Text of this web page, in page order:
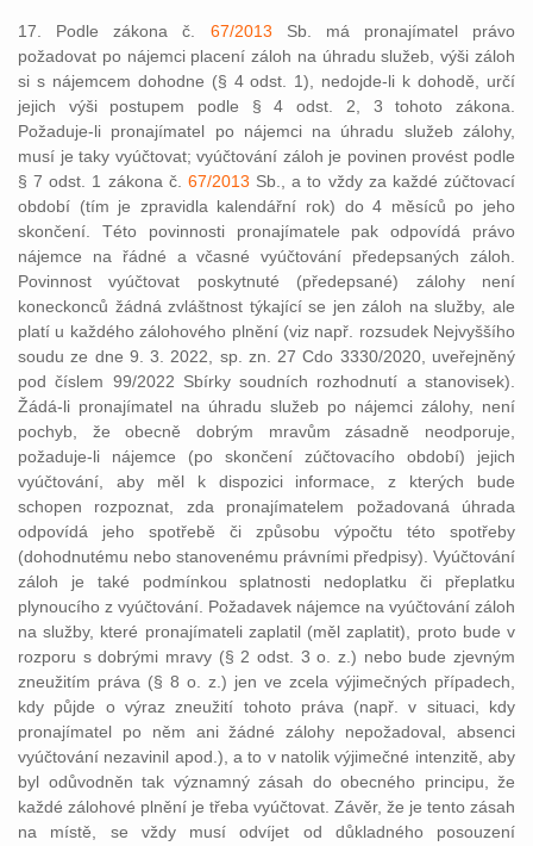
17. Podle zákona č. 67/2013 Sb. má pronajímatel právo
požadovat po nájemci placení záloh na úhradu služeb, výši záloh
si s nájemcem dohodne (§ 4 odst. 1), nedojde-li k dohodě, určí
jejich výši postupem podle § 4 odst. 2, 3 tohoto zákona.
Požaduje-li pronajímatel po nájemci na úhradu služeb zálohy,
musí je taky vyúčtovat; vyúčtování záloh je povinen provést podle
§ 7 odst. 1 zákona č. 67/2013 Sb., a to vždy za každé zúčtovací
období (tím je zpravidla kalendářní rok) do 4 měsíců po jeho
skončení. Této povinnosti pronajímatele pak odpovídá právo
nájemce na řádné a včasné vyúčtování předepsaných záloh.
Povinnost vyúčtovat poskytnuté (předepsané) zálohy není
koneckonců žádná zvláštnost týkající se jen záloh na služby, ale
platí u každého zálohového plnění (viz např. rozsudek Nejvyššího
soudu ze dne 9. 3. 2022, sp. zn. 27 Cdo 3330/2020, uveřejněný
pod číslem 99/2022 Sbírky soudních rozhodnutí a stanovisek).
Žádá-li pronajímatel na úhradu služeb po nájemci zálohy, není
pochyb, že obecně dobrým mravům zásadně neodporuje,
požaduje-li nájemce (po skončení zúčtovacího období) jejich
vyúčtování, aby měl k dispozici informace, z kterých bude
schopen rozpoznat, zda pronajímatelem požadovaná úhrada
odpovídá jeho spotřebě či způsobu výpočtu této spotřeby
(dohodnutému nebo stanovenému právními předpisy). Vyúčtování
záloh je také podmínkou splatnosti nedoplatku či přeplatku
plynoucího z vyúčtování. Požadavek nájemce na vyúčtování záloh
na služby, které pronajímateli zaplatil (měl zaplatit), proto bude v
rozporu s dobrými mravy (§ 2 odst. 3 o. z.) nebo bude zjevným
zneužitím práva (§ 8 o. z.) jen ve zcela výjimečných případech,
kdy půjde o výraz zneužití tohoto práva (např. v situaci, kdy
pronajímatel po něm ani žádné zálohy nepožadoval, absenci
vyúčtování nezavinil apod.), a to v natolik výjimečné intenzitě, aby
byl odůvodněn tak významný zásah do obecného principu, že
každé zálohové plnění je třeba vyúčtovat. Závěr, že je tento zásah
na místě, se vždy musí odvíjet od důkladného posouzení